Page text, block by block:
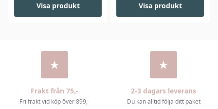
Visa produkt
Visa produkt
Frakt från 75,-
Fri frakt vid köp över 899,-
2-3 dagars leverans
Du kan alltid följa ditt paket